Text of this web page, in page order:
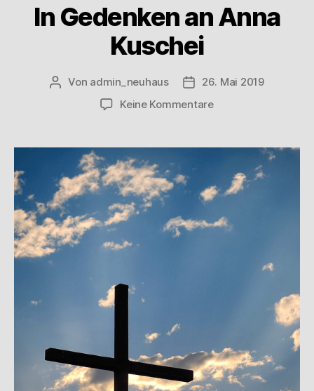
In Gedenken an Anna
Kuschei
Von admin_neuhaus
26. Mai 2019
Keine Kommentare